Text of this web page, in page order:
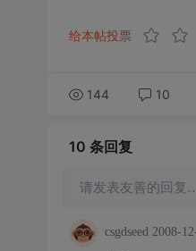
给本帖投票
144 10
10 条回复
请发表友善的回复
csgdseed 2008-